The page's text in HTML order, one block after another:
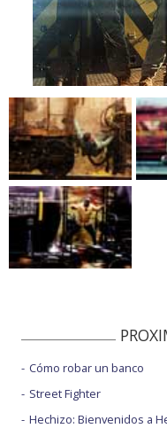
Cómo robar un banco
Street Fighter
Hechizo: Bienvenidos a